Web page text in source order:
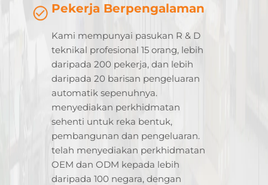
Pekerja Berpengalaman
Kami mempunyai pasukan R & D
teknikal profesional 15 orang, lebih
daripada 200 pekerja, dan lebih
daripada 20 barisan pengeluaran
automatik sepenuhnya.
menyediakan perkhidmatan
sehenti untuk reka bentuk,
pembangunan dan pengeluaran.
telah menyediakan perkhidmatan
OEM dan ODM kepada lebih
daripada 100 negara, dengan